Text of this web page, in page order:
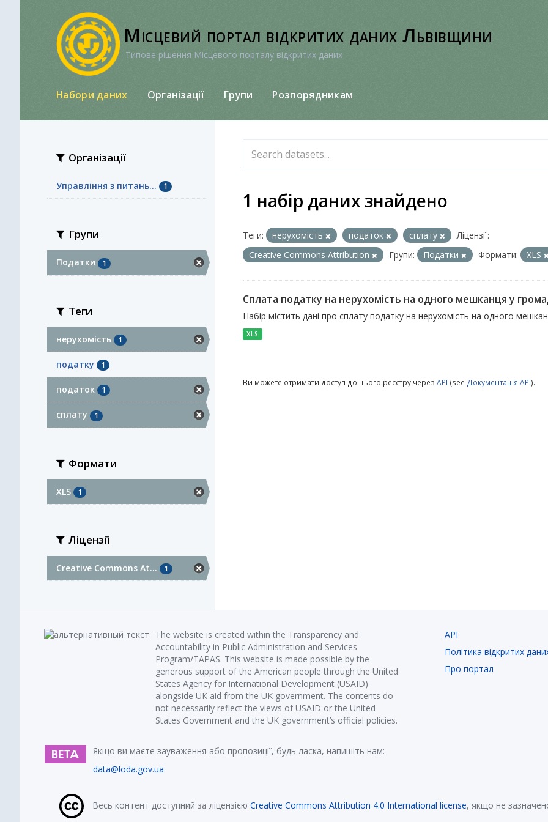
Місцевий портал відкритих даних Львівщини
Типове рішення Місцевого порталу відкритих даних
Набори даних Організації Групи Розпорядникам
Організації
Управління з питань... 1
Групи
Податки 1
Теги
нерухомість 1
податку 1
податок 1
сплату 1
Формати
XLS 1
Ліцензії
Creative Commons At... 1
1 набір даних знайдено
Теги: нерухомість податок сплату
Ліцензії:
Creative Commons Attribution
Групи: Податки Формати: XLS
Сплата податку на нерухомість на одного мешканця у
Набір містить дані про сплату податку на нерухомість на одного
XLS
Ви можете отримати доступ до цього реєстру через API (see Документація API).
The website is created within the Transparency and
Accountability in Public Administration and Services
Program/TAPAS. This website is made possible by the
generous support of the American people through the United
States Agency for International Development (USAID)
alongside UK aid from the UK government. The contents do
not necessarily reflect the views of USAID or the United
States Government and the UK government’s official policies.
Якщо ви маєте зауваження або пропозиції, будь ласка, напишіть нам:
data@loda.gov.ua
API
Політика відкритих
Про портал
Весь контент доступний за ліцензією Creative Commons Attribution 4.0 International license, якщо не